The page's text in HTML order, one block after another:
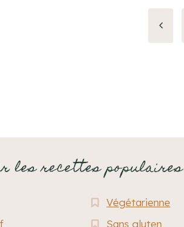
Page
les recettes populaires
Végétarienne
Sans gluten